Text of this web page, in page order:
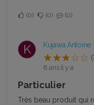
0 0 0
K Kujawa Antoine
8 ans il y a
Particulier
Très beau produit qui